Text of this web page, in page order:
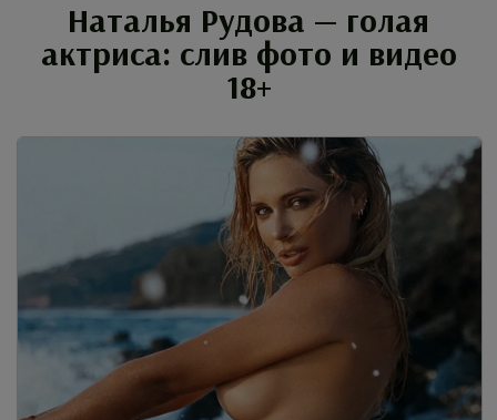
Наталья Рудова — голая
актриса: слив фото и видео
18+